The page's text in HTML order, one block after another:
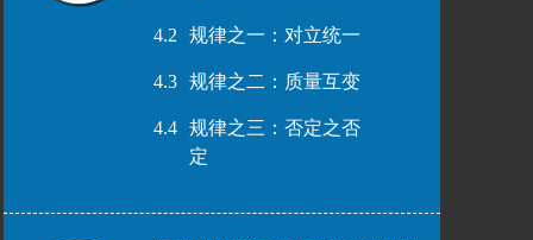
4.2 规律之一：对立统一
4.3 规律之二：质量互变
4.4
规律之三：否定之否
定